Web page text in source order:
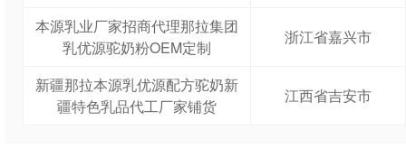
本源乳业厂家招商代理那拉集团
乳优源驼奶粉OEM定制
浙江省嘉兴市
新疆那拉本源乳优源配方驼奶新
疆特色乳品代工厂家铺货
江西省吉安市